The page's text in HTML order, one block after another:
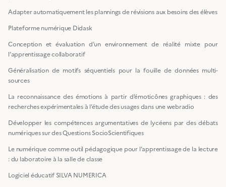
Adapter automatiquement les plannings de révisions aux besoins des élèves
Plateforme numérique Didask
Conception et évaluation d’un environnement de réalité mixte pour
l’apprentissage collaboratif
Généralisation de motifs séquentiels pour la fouille de données multi-
sources
La reconnaissance des émotions à partir d’émoticônes graphiques : des
recherches expérimentales à l’étude des usages dans une webradio
Développer les compétences argumentatives de lycéens par des débats
numériques sur des Questions SocioScientifiques
Le numérique comme outil pédagogique pour l’apprentissage de la lecture
: du laboratoire à la salle de classe
Logiciel éducatif SILVA NUMERICA